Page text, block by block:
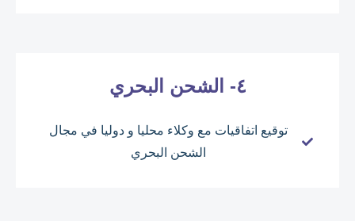
توقيع اتفاقيات مع وكلاء محليا و دوليا في مجال
الشحن البحري